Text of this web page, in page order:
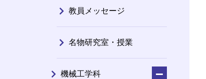
教員メッセージ
名物研究室・授業
機械工学科